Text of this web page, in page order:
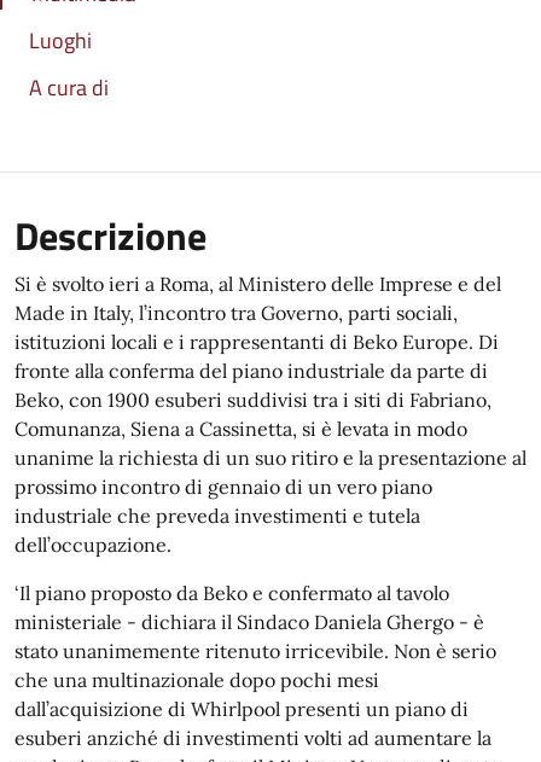
Luoghi
A cura di
Descrizione
Si è svolto ieri a Roma, al Ministero delle Imprese e del
Made in Italy, l’incontro tra Governo, parti sociali,
istituzioni locali e i rappresentanti di Beko Europe. Di
fronte alla conferma del piano industriale da parte di
Beko, con 1900 esuberi suddivisi tra i siti di Fabriano,
Comunanza, Siena a Cassinetta, si è levata in modo
unanime la richiesta di un suo ritiro e la presentazione al
prossimo incontro di gennaio di un vero piano
industriale che preveda investimenti e tutela
dell’occupazione.
‘Il piano proposto da Beko e confermato al tavolo
ministeriale - dichiara il Sindaco Daniela Ghergo - è
stato unanimemente ritenuto irricevibile. Non è serio
che una multinazionale dopo pochi mesi
dall’acquisizione di Whirlpool presenti un piano di
esuberi anziché di investimenti volti ad aumentare la